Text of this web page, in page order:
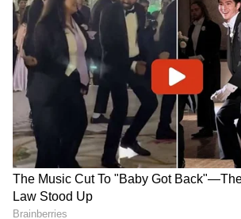
ಕನಕೋತ್ಸವದಲ್ಲಿ ರಿಷಬ್ ಶೆಟ್ಟಿ |
Shetty speech | Suvarna News
ಶೇ.50 ರಿಂದ ಶೇ.18 ಕ್ಕೆ TAX ಇಳಿಕೆ:
ಟ್ರಂಪ್ ಐತಿಹಾಸಿಕ ಒಪ್ಪಂದ | India US
Trade Deal | Party Rounds